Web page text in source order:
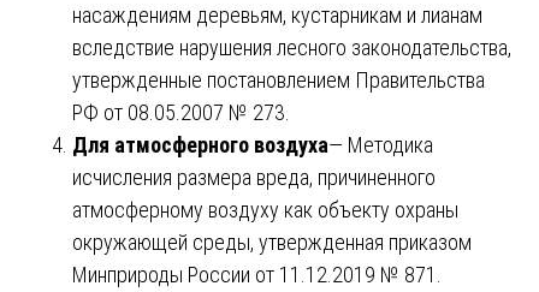
насаждениям деревьям, кустарникам и лианам
вследствие нарушения лесного законодательства,
утвержденные постановлением Правительства
РФ от 08.05.2007 № 273.
Для атмосферного воздуха— Методика
исчисления размера вреда, причиненного
атмосферному воздуху как объекту охраны
окружающей среды, утвержденная приказом
Минприроды России от 11.12.2019 № 871.